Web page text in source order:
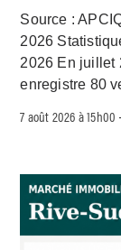
Source :
2026
2026 En juillet
enregistre 80
7 août 2026 à 15h00